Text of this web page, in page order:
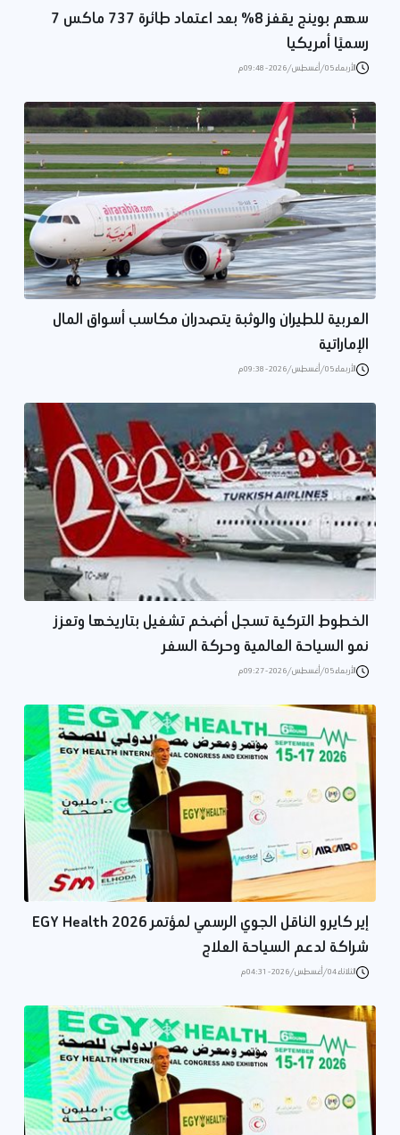
سهم بوينج يقفز 8% بعد اعتماد طائرة 737 ماكس 7
رسميًا أمريكيا
الأربعاء 05/أغسطس/2026 - 09:48 م
العربية للطيران والوثبة يتصدران مكاسب أسواق المال
الإماراتية
الأربعاء 05/أغسطس/2026 - 09:38 م
الخطوط التركية تسجل أضخم تشغيل بتاريخها وتعزز
نمو السياحة العالمية وحركة السفر
الأربعاء 05/أغسطس/2026 - 09:27 م
إير كايرو الناقل الجوي الرسمي لمؤتمر EGY Health 2026
شراكة لدعم السياحة العلاج
الثلاثاء 04/أغسطس/2026 - 04:31 م